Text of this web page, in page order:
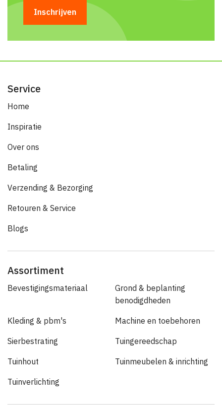
Service
Home
Inspiratie
Over ons
Betaling
Verzending & Bezorging
Retouren & Service
Blogs
Assortiment
Bevestigingsmateriaal
Grond & beplanting
benodigdheden
Kleding & pbm's Machine en toebehoren
Sierbestrating Tuingereedschap
Tuinhout Tuinmeubelen & inrichting
Tuinverlichting